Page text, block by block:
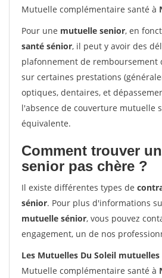
Mutuelle complémentaire santé à
Pour une mutuelle senior, en
santé sénior, il peut y avoir des
plafonnement de remboursement
sur certaines prestations
optiques, dentaires, et
l'absence de couverture mutuelle
équivalente.
Comment trouver
senior pas chère ?
Il existe différentes types de
sénior. Pour plus d'informations
mutuelle sénior, vous pouvez
engagement, un de nos
Les Mutuelles Du Soleil mutuelles
Mutuelle complémentaire santé à